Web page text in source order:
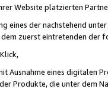
Website platzierten
der nachstehend
zuerst eintretenden der
eines digitalen
Produkte, die unter dem